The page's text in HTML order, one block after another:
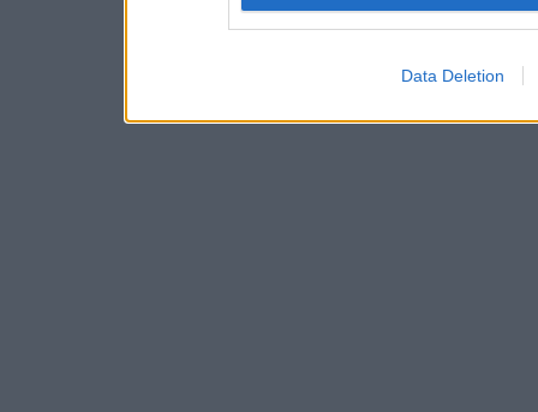
Data Deletion